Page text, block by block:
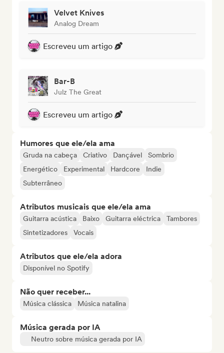
Velvet Knives
Analog Dream
Escreveu um artigo
Bar-B
Julz The Great
Escreveu um artigo
Humores que ele/ela ama
Gruda na cabeça Criativo Dançável
Sombrio
Energético
Experimental Hardcore
Indie
Subterrâneo
Atributos musicais que ele/ela ama
Guitarra acústica Baixo Guitarra eléctrica
Tambores
Sintetizadores
Vocais
Atributos que ele/ela adora
Disponível no Spotify
Não quer receber...
Música clássica Música natalina
Música gerada por IA
Neutro sobre música gerada por IA